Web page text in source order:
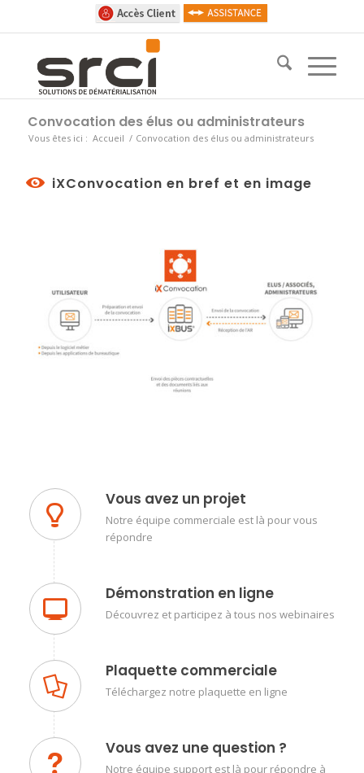
Convocation des élus ou administrateurs
Vous êtes ici : Accueil / Convocation des élus ou administrateurs
iXConvocation en bref et en image
Vous avez un projet
Notre équipe commerciale est là pour vous
répondre
Démonstration en ligne
Découvrez et participez à tous nos webinaires
Plaquette commerciale
Téléchargez notre plaquette en ligne
Vous avez une question ?
Notre équipe support est là pour répondre à